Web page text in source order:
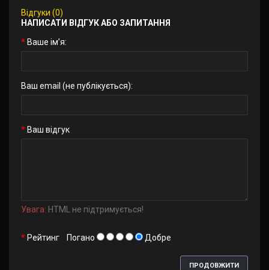
Відгуки (0)
НАПИСАТИ ВІДГУК АБО ЗАПИТАННЯ
Ваше ім’я:
Ваш email (не публікується):
Ваш відгук
Увага: HTML не підтримується!
Рейтинг Погано Добре
ПРОДОВЖИТИ